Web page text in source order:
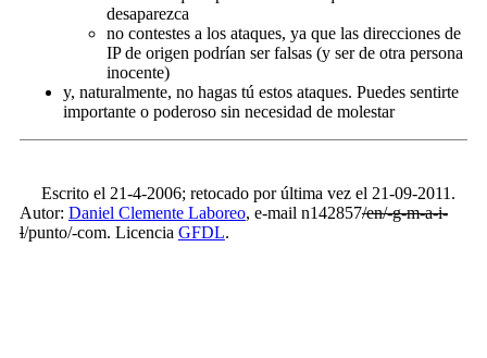
desaparezca
no contestes a los ataques, ya que las direcciones de
IP de origen podrían ser falsas (y ser de otra persona
inocente)
y, naturalmente, no hagas tú estos ataques. Puedes sentirte
importante o poderoso sin necesidad de molestar
Escrito el 21-4-2006; retocado por última vez el 21-09-2011.
Autor: Daniel Clemente Laboreo, e-mail n142857/en/-g-m-a-i-
l/punto/-com. Licencia GFDL.